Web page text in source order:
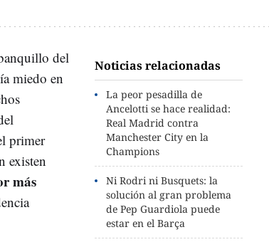
Noticias relacionadas
La peor pesadilla de
Ancelotti se hace realidad:
Real Madrid contra
Manchester City en la
Champions
Ni Rodri ni Busquets: la
solución al gran problema
de Pep Guardiola puede
estar en el Barça
del
miedo en
primer
existen
más